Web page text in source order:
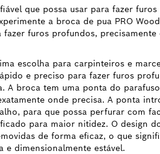
que possa usar para fazer
a broca de pua PRO
fazer furos profundos, precisamente
escolha para carpinteiros e
e preciso para fazer furos
A broca tem uma ponta do
onde precisa. A ponta
para que possa perfurar com
para maior nitidez. O design
de forma eficaz, o que
e dimensionalmente estável.